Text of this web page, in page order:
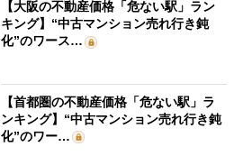
【大阪の不動産価格「危ない駅」ラン
キング】“中古マンション売れ行き鈍
化”のワース…
【首都圏の不動産価格「危ない駅」ラ
ンキング】“中古マンション売れ行き鈍
化”のワー…